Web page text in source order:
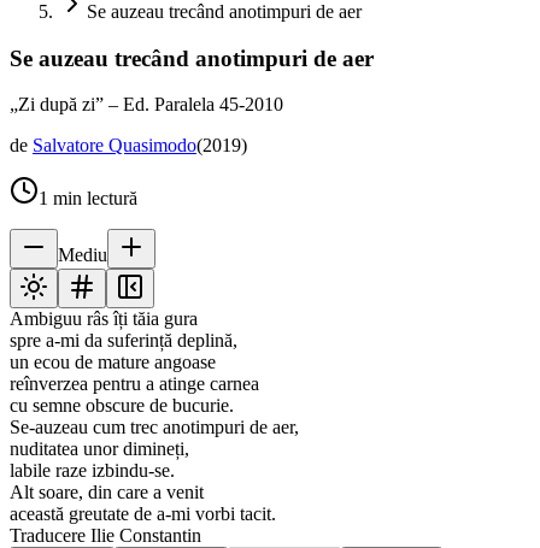
Se auzeau trecând anotimpuri de aer
Se auzeau trecând anotimpuri de aer
„Zi după zi” – Ed. Paralela 45-2010
de Salvatore Quasimodo(2019)
1 min lectură
Mediu
Ambiguu râs îți tăia gura
spre a-mi da suferință deplină,
un ecou de mature angoase
reînverzea pentru a atinge carnea
cu semne obscure de bucurie.
Se-auzeau cum trec anotimpuri de aer,
nuditatea unor dimineți,
labile raze izbindu-se.
Alt soare, din care a venit
această greutate de a-mi vorbi tacit.
Traducere Ilie Constantin